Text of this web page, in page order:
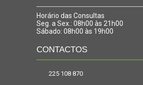
Horário das Consultas
Seg. a Sex.: 08h00 às 21h00
Sábado: 08h00 às 19h00
CONTACTOS
225 108 870